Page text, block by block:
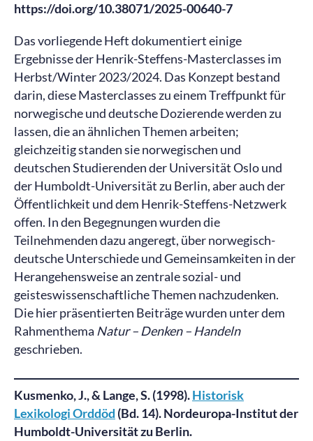
https://doi.org/10.38071/2025-00640-7
Das vorliegende Heft dokumentiert einige
Ergebnisse der Henrik-Steffens-Masterclasses im
Herbst/Winter 2023/2024. Das Konzept bestand
darin, diese Masterclasses zu einem Treffpunkt für
norwegische und deutsche Dozierende werden zu
lassen, die an ähnlichen Themen arbeiten;
gleichzeitig standen sie norwegischen und
deutschen Studierenden der Universität Oslo und
der Humboldt-Universität zu Berlin, aber auch der
Öffentlichkeit und dem Henrik-Steffens-Netzwerk
offen. In den Begegnungen wurden die
Teilnehmenden dazu angeregt, über norwegisch-
deutsche Unterschiede und Gemeinsamkeiten in der
Herangehensweise an zentrale sozial- und
geisteswissenschaftliche Themen nachzudenken.
Die hier präsentierten Beiträge wurden unter dem
Rahmenthema Natur – Denken – Handeln
geschrieben.
Kusmenko, J., & Lange, S. (1998).Historisk
Lexikologi Orddöd (Bd. 14). Nordeuropa-Institut der
Humboldt-Universität zu Berlin.